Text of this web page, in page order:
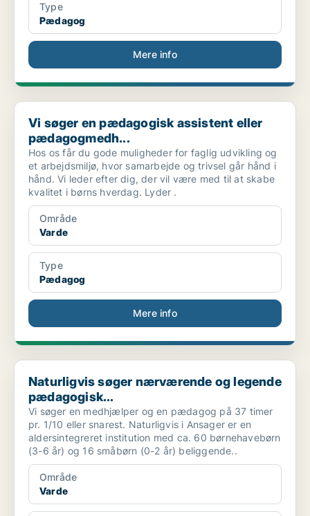
Type
Pædagog
Mere info
Vi søger en pædagogisk assistent eller pædagogmedh...
Vi søger en pædagogisk assistent eller
pædagogmedh...
Hos os får du gode muligheder for faglig udvikling og
et arbejdsmiljø, hvor samarbejde og trivsel går hånd i
hånd. Vi leder efter dig, der vil være med til at skabe
kvalitet i børns hverdag. Lyder .
Område
Varde
Type
Pædagog
Mere info
Naturligvis søger nærværende og legende pædagogisk...
Naturligvis søger nærværende og legende
pædagogisk...
Vi søger en medhjælper og en pædagog på 37 timer
pr. 1/10 eller snarest. Naturligvis i Ansager er en
aldersintegreret institution med ca. 60 børnehavebørn
(3-6 år) og 16 småbørn (0-2 år) beliggende..
Område
Varde